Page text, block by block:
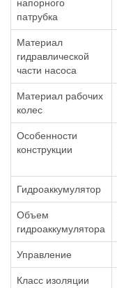
напорного
патрубка
Материал
гидравлической
части насоса
Материал рабочих
колес
Особенности
конструкции
Гидроаккумулятор
Объем
гидроаккумулятора
Управление
Класс изоляции